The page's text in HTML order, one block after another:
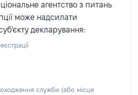
агентство з питань
може надсилати
декларування:
служби (або місце